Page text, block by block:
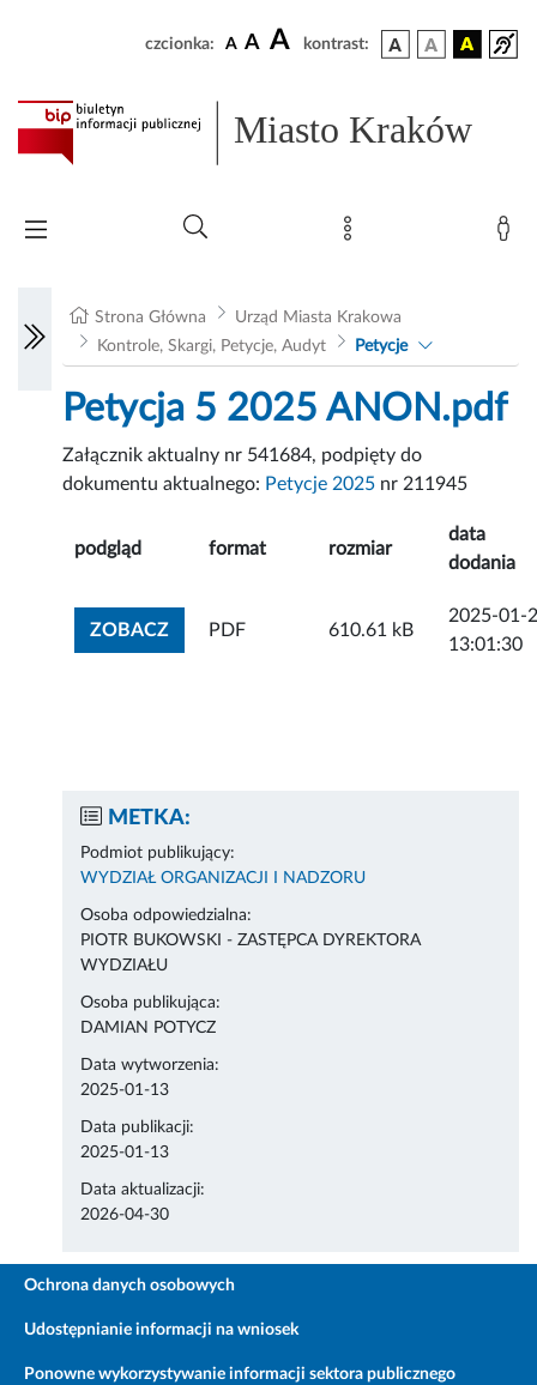
czcionka: A A A kontrast:
Miasto Kraków
Strona Główna
Urząd Miasta Krakowa
Kontrole, Skargi, Petycje, Audyt
Petycje
Petycja 5 2025 ANON.pdf
Załącznik aktualny nr 541684, podpięty do
dokumentu aktualnego: Petycje 2025 nr 211945
podgląd format rozmiar
data
dodania
ZOBACZZOBACZ ZAŁĄCZNIK
PDF 610.61 kB
2025-01-
13:01:30
METKA:
Podmiot publikujący:
WYDZIAŁ ORGANIZACJI I NADZORU
Osoba odpowiedzialna:
PIOTR BUKOWSKI - ZASTĘPCA DYREKTORA
WYDZIAŁU
Osoba publikująca:
DAMIAN POTYCZ
Data wytworzenia:
2025-01-13
Data publikacji:
2025-01-13
Data aktualizacji:
2026-04-30
Ochrona danych osobowych
Udostępnianie informacji na wniosek
Ponowne wykorzystywanie informacji sektora publicznego